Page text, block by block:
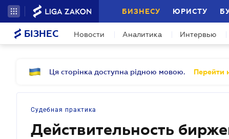
БИЗНЕСУ ЮРИСТУ
БІЗНЕС Новости Аналитика Интервью
Ця сторінка доступна рідною мовою. Перейти
Судебная практика
Действительность